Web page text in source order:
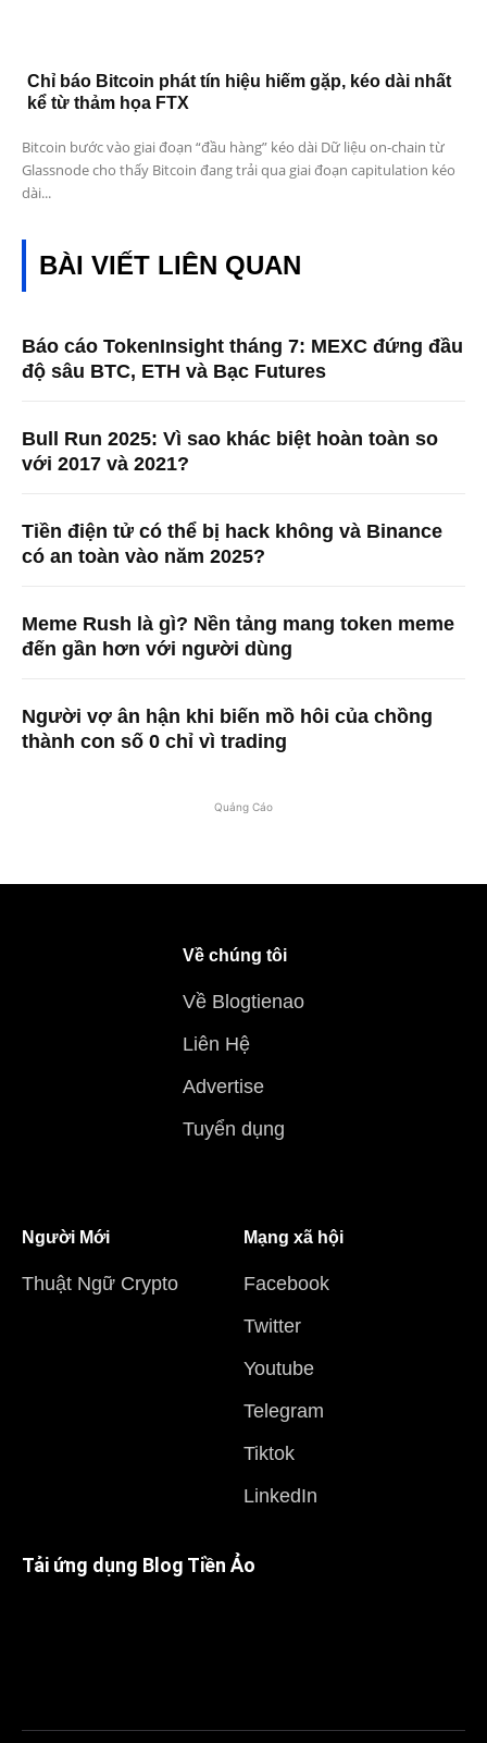
Chỉ báo Bitcoin phát tín hiệu hiếm gặp, kéo dài nhất
kể từ thảm họa FTX
Bitcoin bước vào giai đoạn “đầu hàng” kéo dài Dữ liệu on-chain từ
Glassnode cho thấy Bitcoin đang trải qua giai đoạn capitulation kéo
dài...
BÀI VIẾT LIÊN QUAN
Báo cáo TokenInsight tháng 7: MEXC đứng đầu
độ sâu BTC, ETH và Bạc Futures
Bull Run 2025: Vì sao khác biệt hoàn toàn so
với 2017 và 2021?
Tiền điện tử có thể bị hack không và Binance
có an toàn vào năm 2025?
Meme Rush là gì? Nền tảng mang token meme
đến gần hơn với người dùng
Người vợ ân hận khi biến mồ hôi của chồng
thành con số 0 chỉ vì trading
Quảng Cáo
Về chúng tôi
Về Blogtienao
Liên Hệ
Advertise
Tuyển dụng
Người Mới
Thuật Ngữ Crypto
Mạng xã hội
Facebook
Twitter
Youtube
Telegram
Tiktok
LinkedIn
Tải ứng dụng Blog Tiền Ảo